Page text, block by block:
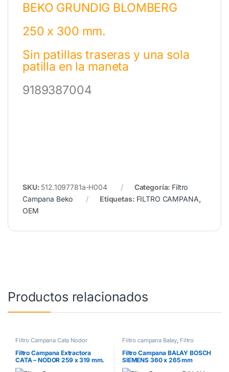
BEKO GRUNDIG BLOMBERG
250 x 300 mm.
Sin patillas traseras y una sola
patilla en la maneta
9189387004
SKU: 512.1097781a-H004 Categoría: Filtro
Campana Beko
Etiquetas: FILTRO CAMPANA,
OEM
Productos relacionados
Filtro Campana Cata Nodor
Filtro Campana Extractora
CATA – NODOR 259 x 319 mm.
02800905
Filtro campana Balay, Filtro
campana Bosch Filtro campana
Siemens
Filtro Campana BALAY BOSCH
SIEMENS 360 x 265 mm
00703451